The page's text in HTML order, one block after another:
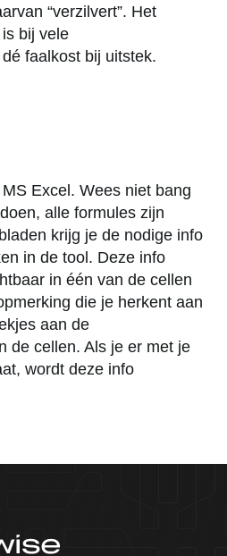
“verzilvert”. Het
bij vele
faalkost bij uitstek.
Excel. Wees niet bang
alle formules zijn
krijg je de nodige info
in de tool. Deze info
in één van de cellen
die je herkent aan
aan de
de cellen. Als je er met je
wordt deze info